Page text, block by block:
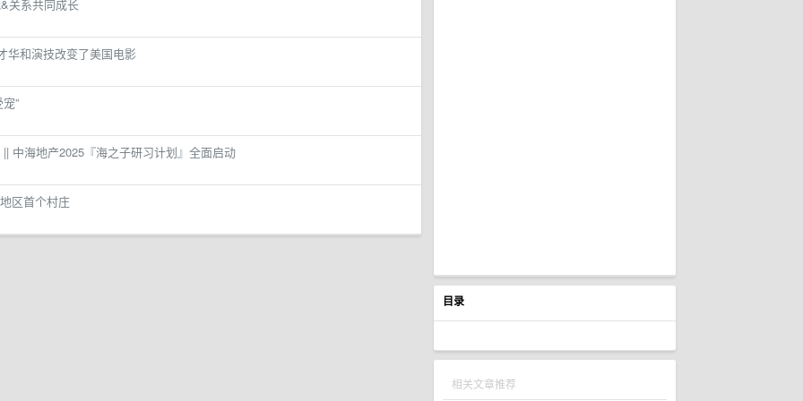
目录
相关文章推荐
关系共同成长
华和演技改变了美国电影
”
中海地产2025『海之子研习计划』全面启动
区首个村庄